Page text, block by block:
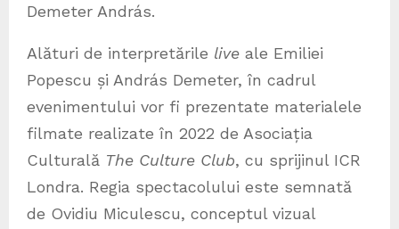
Demeter András.
Alături de interpretările live ale Emiliei
Popescu și András Demeter, în cadrul
evenimentului vor fi prezentate materialele
filmate realizate în 2022 de Asociația
Culturală The Culture Club, cu sprijinul ICR
Londra. Regia spectacolului este semnată
de Ovidiu Miculescu, conceptul vizual